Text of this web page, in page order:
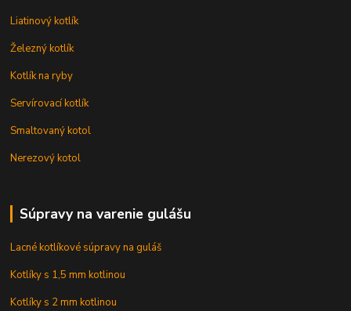
Liatinový kotlík
Železný kotlík
Kotlík na ryby
Servírovací kotlík
Smaltovaný kotol
Nerezový kotol
Súpravy na varenie gulášu
Lacné kotlíkové súpravy na guláš
Kotlíky s 1,5 mm kotlinou
Kotlíky s 2 mm kotlinou